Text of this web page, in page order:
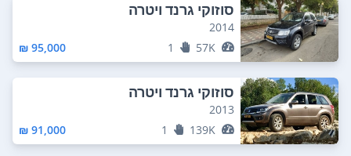
סוזוקי גרנד ויטרה
2014
57K
1
95,000 ₪
סוזוקי גרנד ויטרה
2013
139K
1
91,000 ₪